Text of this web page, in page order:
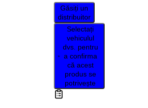
Găsiți un
distribuitor
Selectați
vehiculul
dvs. pentru
a confirma
că acest
produs se
potrivește